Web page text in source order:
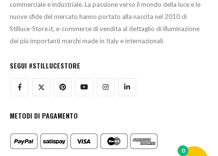
commerciale e industriale. La passione verso il mondo della luce e le
nuove sfide del mercato hanno portato alla nascita nel 2010 di
Stilluce-Store.it, e-commerce di vendita al dettaglio di illuminazione
dei più importanti marchi made in Italy e internazionali.
SEGUI #STILLUCESTORE
METODI DI PAGAMENTO
0